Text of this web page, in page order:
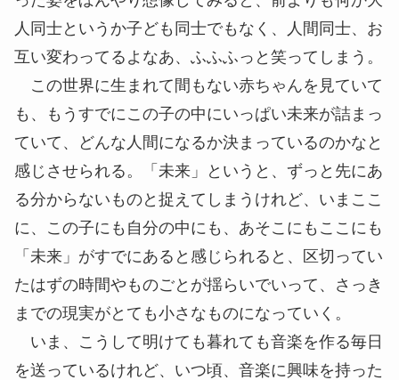
人同士というか子ども同士でもなく、人間同士、お
互い変わってるよなあ、ふふふっと笑ってしまう。
この世界に生まれて間もない赤ちゃんを見ていて
も、もうすでにこの子の中にいっぱい未来が詰まっ
ていて、どんな人間になるか決まっているのかなと
感じさせられる。「未来」というと、ずっと先にあ
る分からないものと捉えてしまうけれど、いまここ
に、この子にも自分の中にも、あそこにもここにも
「未来」がすでにあると感じられると、区切ってい
たはずの時間やものごとが揺らいでいって、さっき
までの現実がとても小さなものになっていく。
いま、こうして明けても暮れても音楽を作る毎日
を送っているけれど、いつ頃、音楽に興味を持った